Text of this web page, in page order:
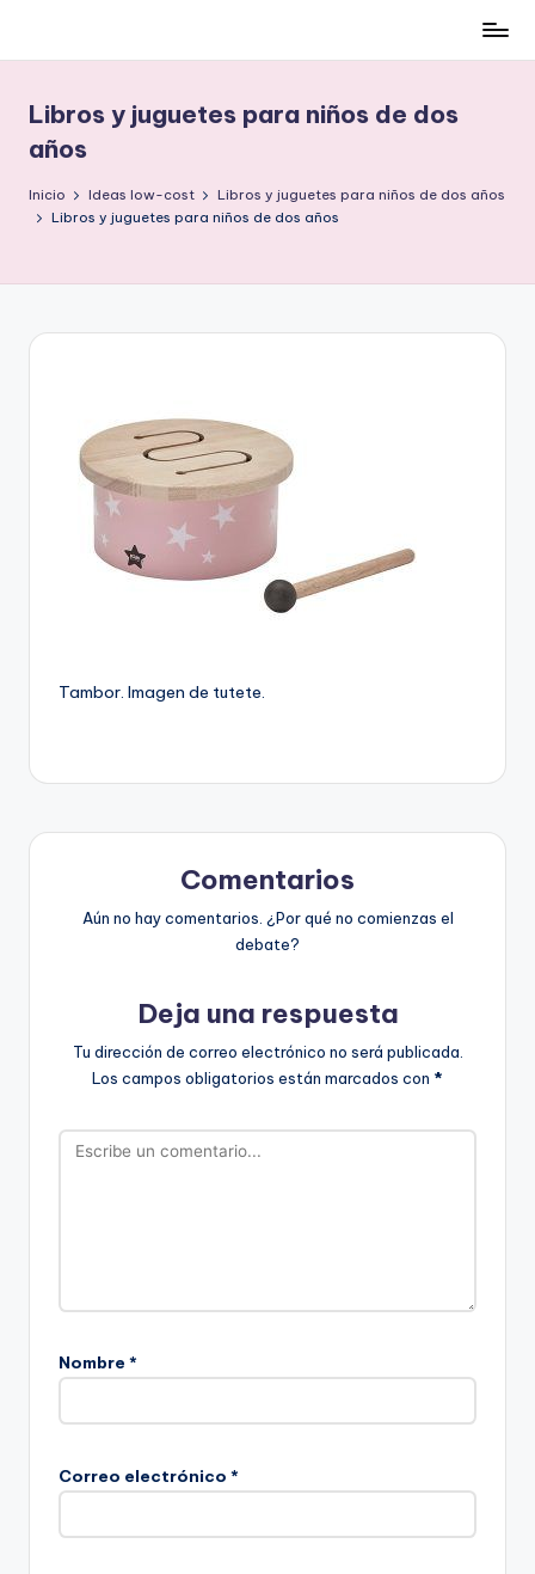
contenido
low-
cost
y
morir
Libros y juguetes para niños de dos
años
Inicio Ideas low-cost
Libros y juguetes para niños de dos años
Libros y juguetes para niños de dos años
Tambor. Imagen de tutete.
Comentarios
Aún no hay comentarios. ¿Por qué no comienzas el
debate?
Deja una respuesta
Tu dirección de correo electrónico no será publicada.
Los campos obligatorios están marcados con *
Nombre *
Correo electrónico *